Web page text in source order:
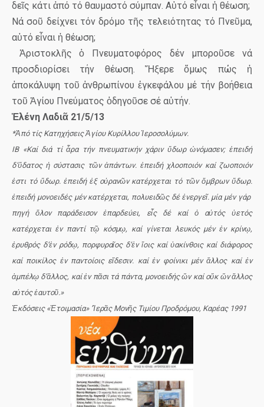
δεῖς κάτι ἀπό τό θαυμαστό σύμπαν. Αὐτό εἶναι ἡ θέωση;
Νά σοῦ δείχνει τόν δρόμο τῆς τελειότητας τό Πνεῦμα,
αὐτό εἶναι ἡ θέωση;
Ἀριστοκλῆς ὁ Πνευματοφόρος δέν μποροῦσε νά
προσδιορίσει τήν θέωση. Ἤξερε ὅμως πώς ἡ
ἀποκάλυψη τοῦ ἀνθρωπίνου ἐγκεφάλου μέ τήν βοήθεια
τοῦ Ἁγίου Πνεύματος ὁδηγοῦσε σέ αὐτήν.
Ἑλένη Λαδιᾶ 21/5/13
*Ἀπό τίς Κατηχήσεις Ἁγίου Κυρίλλου Ἱεροσολύμων.
ΙΒ «Καί διά τί ἆρα τήν πνευματικήν χάριν ὕδωρ ὠνόμασεν; ἐπειδή
δ’ὕδατος ἡ σύστασις τῶν ἀπάντων. ἐπειδή χλοοποιόν καί ζωοποιόν
ἐστι τό ὕδωρ. ἐπειδή ἐξ οὐρανῶν κατέρχεται τό τῶν ὄμβρων ὕδωρ.
ἐπειδή μονοειδές μέν κατέρχεται, πολυειδῶς δέ ἐνεργεῖ. μία μέν γάρ
πηγή ὅλον παράδεισον ἐπαρδεύει, εἶς δέ καί ὁ αὐτός ὑετός
κατέρχεται ἐν παντί τῷ κόσμῳ, καί γίνεται λευκός μέν ἐν κρίνῳ,
ἐρυθρός δ’ἐν ρόδῳ, πορφυραῖος δ’ἐν ἴοις καί ὑακίνθοις καί διάφορος
καί ποικίλος ἐν παντοίοις εἴδεσιν. καί ἐν φοίνικι μέν ἄλλος καί ἐν
ἀμπέλῳ δ’ἄλλος, καί ἐν πᾶσι τά πάντα, μονοειδής ὤν καί οὔκ ὤν ἄλλος
αὐτός ἑαυτοῦ.»
Ἐκδόσεις «Ἑτοιμασία» ’Ἱερᾶς Μονῆς Τιμίου Προδρόμου, Καρέας 1991